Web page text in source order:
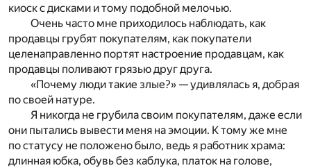
киоск с дисками и тому подобной мелочью.
Очень часто мне приходилось наблюдать, как
продавцы грубят покупателям, как покупатели
целенаправленно портят настроение продавцам, как
продавцы поливают грязью друг друга.
«Почему люди такие злые?» — удивлялась я, добрая
по своей натуре.
Я никогда не грубила своим покупателям, даже если
они пытались вывести меня на эмоции. К тому же мне
по статусу не положено было, ведь я работник храма:
длинная юбка, обувь без каблука, платок на голове,